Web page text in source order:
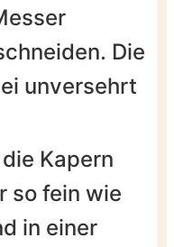
Die
unversehrt
Kapern
so fein wie
in einer